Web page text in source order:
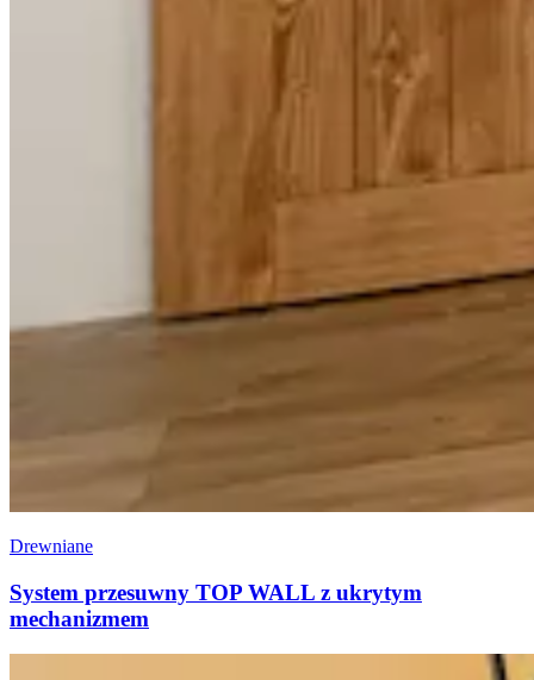
Drewniane
System przesuwny TOP WALL z ukrytym
mechanizmem